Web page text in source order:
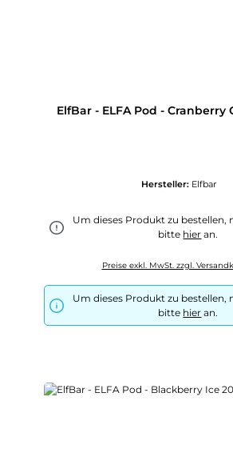
ElfBar - ELFA Pod - Cranberry
Hersteller: Elfbar
Um dieses Produkt zu bestellen,
bitte hier an.
Preise exkl. MwSt. zzgl.
Um dieses Produkt zu bestellen,
bitte hier an.